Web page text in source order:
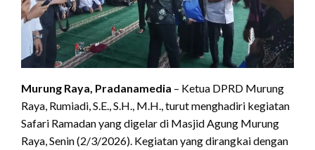
Murung Raya, Pradanamedia – Ketua DPRD Murung
Raya, Rumiadi, S.E., S.H., M.H., turut menghadiri kegiatan
Safari Ramadan yang digelar di Masjid Agung Murung
Raya, Senin (2/3/2026). Kegiatan yang dirangkai dengan